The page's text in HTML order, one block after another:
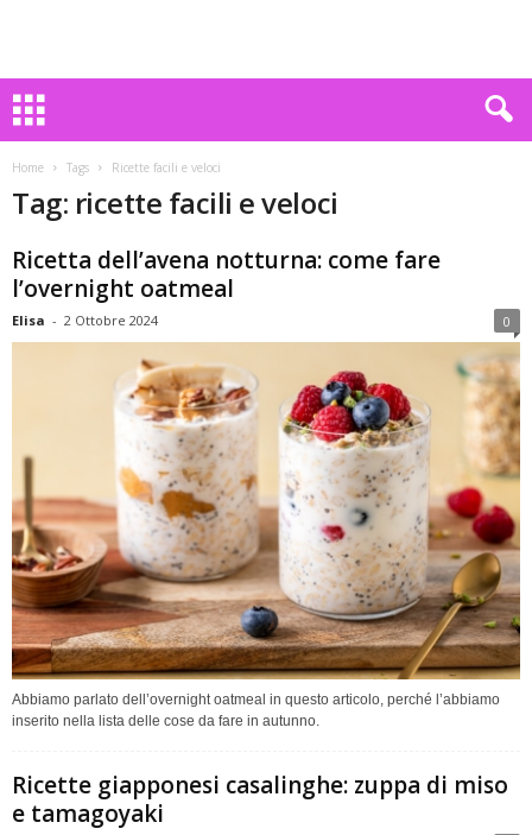
Home Tags Ricette facili e veloci
Tag: ricette facili e veloci
Ricetta dell’avena notturna: come fare
l’overnight oatmeal
Elisa - 2 Ottobre 2024 0
Abbiamo parlato dell’overnight oatmeal in questo articolo, perché l’abbiamo
inserito nella lista delle cose da fare in autunno.
Ricette giapponesi casalinghe: zuppa di miso
e tamagoyaki